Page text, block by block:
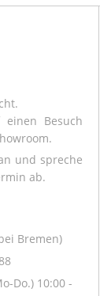
Besuch
und spreche
ab.
Bremen)
Do.) 10:00 -